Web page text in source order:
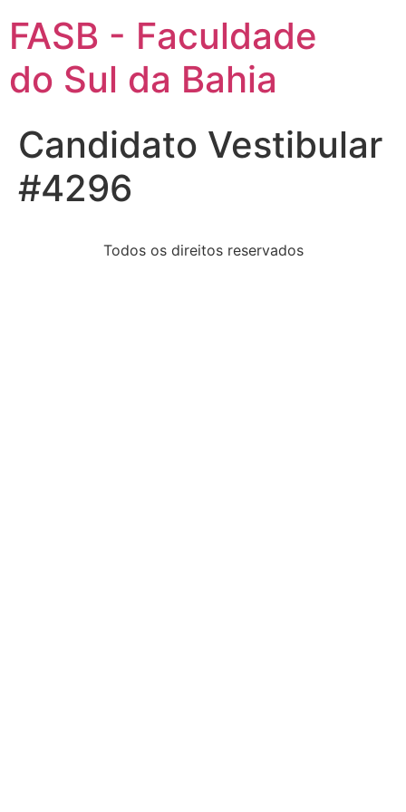
FASB - Faculdade
do Sul da Bahia
Candidato Vestibular
#4296
Todos os direitos reservados